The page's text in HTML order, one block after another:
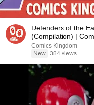
Defenders of the
(Compilation) |
Comics Kingdom
New 384 views